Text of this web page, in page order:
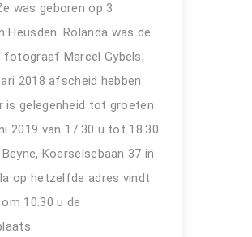
was geboren op 3
Heusden. Rolanda was de
fotograaf Marcel Gybels,
2018 afscheid hebben
is gelegenheid tot groeten
2019 van 17.30 u tot 18.30
Koerselsebaan 37 in
op hetzelfde adres vindt
10.30 u de